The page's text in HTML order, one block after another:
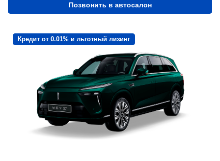
Позвонить в автосалон
Кредит от 0.01% и льготный лизинг